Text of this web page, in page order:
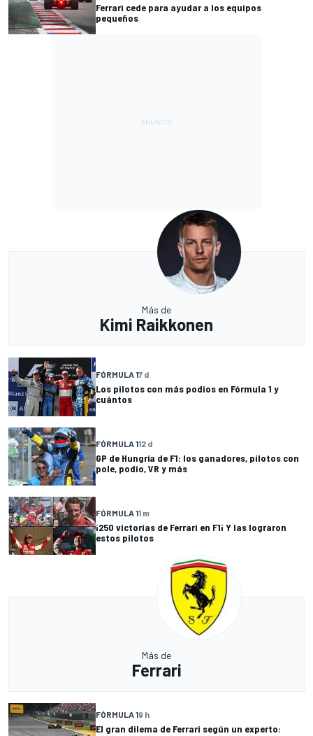
Ferrari cede para ayudar a los equipos
pequeños
Más de
Kimi Raikkonen
FÓRMULA 17 d
Los pilotos con más podios en Fórmula 1 y
cuántos
FÓRMULA 112 d
GP de Hungría de F1: los ganadores, pilotos con
pole, podio, VR y más
FÓRMULA 11 m
¡250 victorias de Ferrari en F1¡ Y las lograron
estos pilotos
Más de
Ferrari
FÓRMULA 19 h
El gran dilema de Ferrari según un experto: